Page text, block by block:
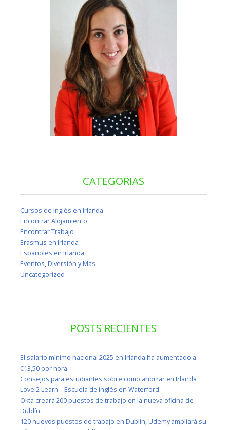
CATEGORIAS
Cursos de Inglés en Irlanda
Encontrar Alojamiento
Encontrar Trabajo
Erasmus en Irlanda
Españoles en Irlanda
Eventos, Diversión y Más
Uncategorized
POSTS RECIENTES
El salario mínimo nacional 2025 en Irlanda ha aumentado a
€13,50 por hora
Consejos para estudiantes sobre como ahorrar en Irlanda
Love 2 Learn – Escuela de inglés en Waterford
Okta creará 200 puestos de trabajo en la nueva oficina de
Dublín
120 nuevos puestos de trabajo en Dublín, Udemy ampliará su